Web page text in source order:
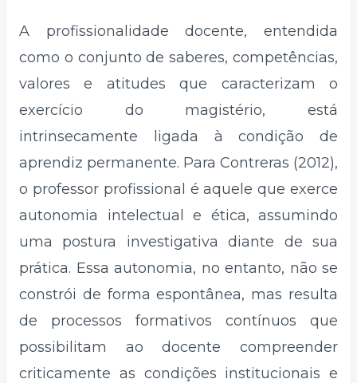
A profissionalidade docente, entendida
como o conjunto de saberes, competências,
valores e atitudes que caracterizam o
exercício do magistério, está
intrinsecamente ligada à condição de
aprendiz permanente. Para Contreras (2012),
o professor profissional é aquele que exerce
autonomia intelectual e ética, assumindo
uma postura investigativa diante de sua
prática. Essa autonomia, no entanto, não se
constrói de forma espontânea, mas resulta
de processos formativos contínuos que
possibilitam ao docente compreender
criticamente as condições institucionais e